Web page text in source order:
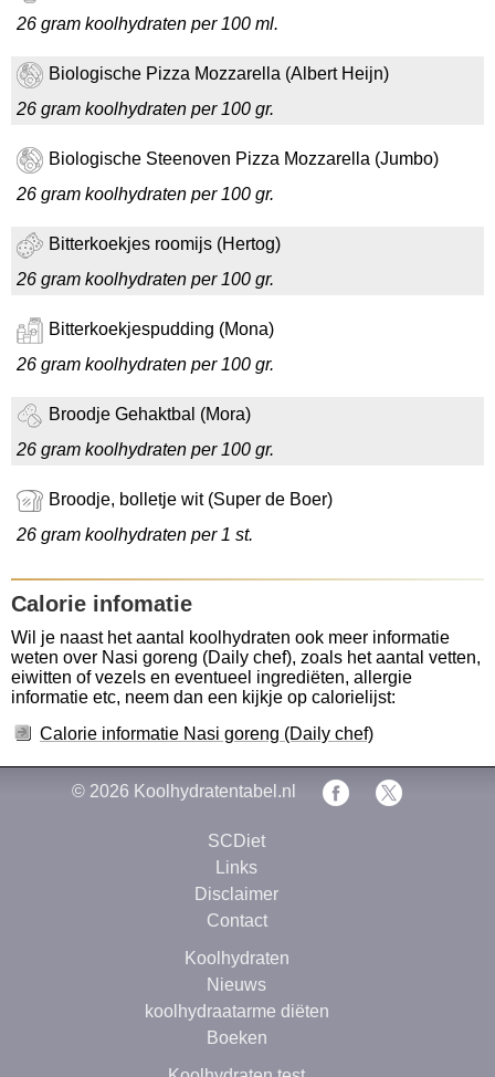
26 gram koolhydraten per 100 ml.
Biologische Pizza Mozzarella (Albert Heijn)
26 gram koolhydraten per 100 gr.
Biologische Steenoven Pizza Mozzarella (Jumbo)
26 gram koolhydraten per 100 gr.
Bitterkoekjes roomijs (Hertog)
26 gram koolhydraten per 100 gr.
Bitterkoekjespudding (Mona)
26 gram koolhydraten per 100 gr.
Broodje Gehaktbal (Mora)
26 gram koolhydraten per 100 gr.
Broodje, bolletje wit (Super de Boer)
26 gram koolhydraten per 1 st.
Calorie infomatie
Wil je naast het aantal koolhydraten ook meer informatie
weten over Nasi goreng (Daily chef), zoals het aantal vetten,
eiwitten of vezels en eventueel ingrediëten, allergie
informatie etc, neem dan een kijkje op calorielijst:
Calorie informatie Nasi goreng (Daily chef)
© 2026 Koolhydratentabel.nl
SCDiet
Links
Disclaimer
Contact
Koolhydraten
Nieuws
koolhydraatarme diëten
Boeken